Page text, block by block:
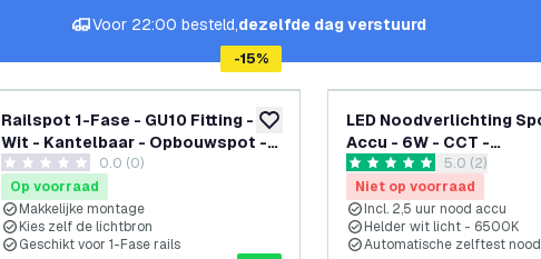
toevoegen aan verlanglijst
-15%
Railspot 1-Fase - GU10 Fitting -
Wit - Kantelbaar - Opbouwspot -
125x95mm - Plug & Play
0 score sterren0.0 (0)
Op voorraad
Makkelijke montage
Kies zelf de lichtbron
Geschikt voor 1-Fase rails
LED Noodverlichting
Accu - 6W - CCT -
Plafondmontage
reviews
5 score sterren 5.0 (2)
Niet op voorraad
Incl. 2,5 uur nood accu
Helder wit licht - 6500K
Automatische zelftest
Voor 22:00 besteld,dezelfde dag verstuurd